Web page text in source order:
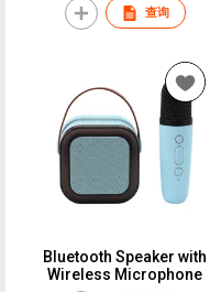
查询
Bluetooth Speaker with
Wireless Microphone